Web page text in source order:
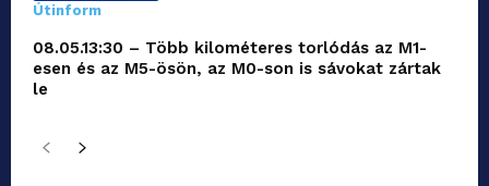
Útinform
08.05.13:30 – Több kilométeres torlódás az M1-
esen és az M5-ösön, az M0-son is sávokat zártak
le